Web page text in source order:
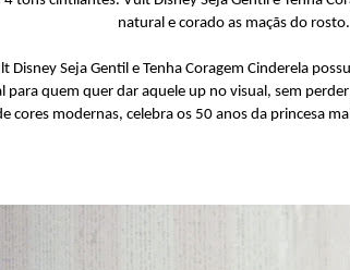
natural e corado as maçãs do rosto.
Disney Seja Gentil e Tenha Coragem Cinderela
para quem quer dar aquele up no visual, sem
cores modernas, celebra os 50 anos da princesa